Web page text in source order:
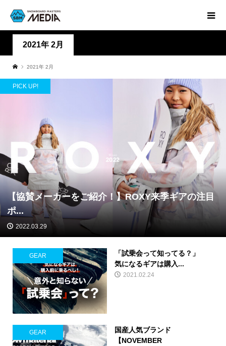
2021年 2月
2021年 2月
PICK UP!
【協賛メーカーをご紹介！】ROXY来季ギアの注目
ポ...
2022.03.29
GEAR
「試乗会って知ってる？」
気になるギアは購入...
2021.02.24
GEAR
国産人気ブランド
【NOVEMBER